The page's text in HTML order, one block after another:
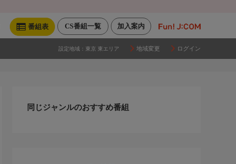
加入案内
CS番組一覧
番組表
設定地域： 東京 東エリア 地域変更 ログイン
同じジャンルのおすすめ番組